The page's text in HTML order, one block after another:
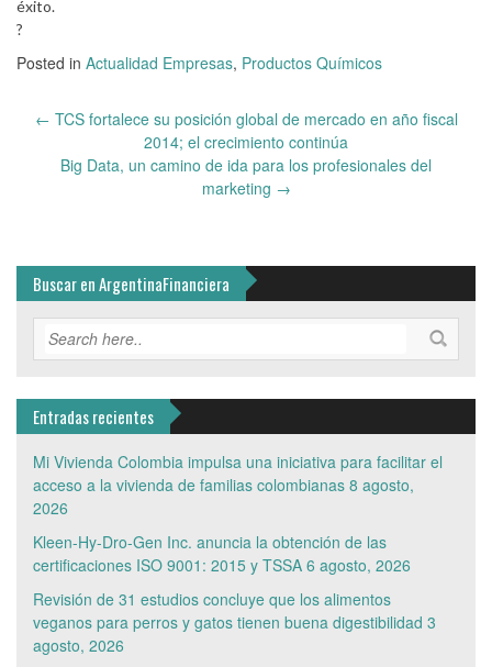
éxito.
?
Posted in Actualidad Empresas, Productos Químicos
Post
← TCS fortalece su posición global de mercado en año fiscal
2014; el crecimiento continúa
Big Data, un camino de ida para los profesionales del
marketing →
Buscar en ArgentinaFinanciera
Entradas recientes
Mi Vivienda Colombia impulsa una iniciativa para facilitar el
acceso a la vivienda de familias colombianas 8 agosto,
2026
Kleen-Hy-Dro-Gen Inc. anuncia la obtención de las
certificaciones ISO 9001: 2015 y TSSA 6 agosto, 2026
Revisión de 31 estudios concluye que los alimentos
veganos para perros y gatos tienen buena digestibilidad 3
agosto, 2026